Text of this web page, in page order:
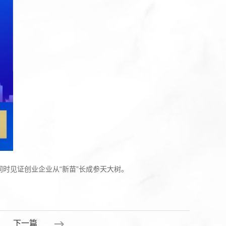
见证创业企业从“新苗”长成参天大树。
下一篇